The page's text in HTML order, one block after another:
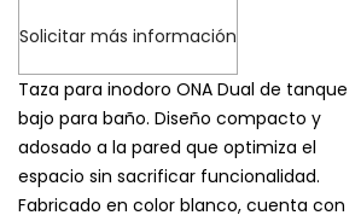
Taza para inodoro ONA Dual de tanque
bajo para baño. Diseño compacto y
adosado a la pared que optimiza el
espacio sin sacrificar funcionalidad.
Fabricado en color blanco, cuenta con
Solicitar más información